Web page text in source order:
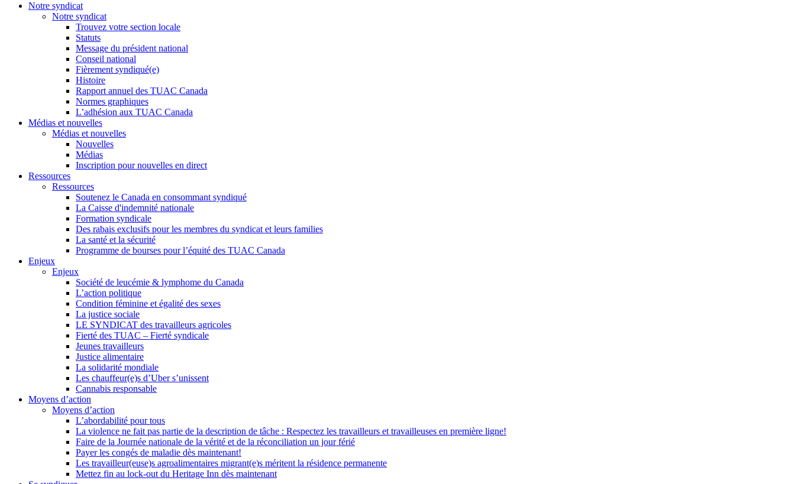
Notre syndicat
Notre syndicat
Trouvez votre section locale
Statuts
Message du président national
Conseil national
Fièrement syndiqué(e)
Histoire
Rapport annuel des TUAC Canada
Normes graphiques
L’adhésion aux TUAC Canada
Médias et nouvelles
Médias et nouvelles
Nouvelles
Médias
Inscription pour nouvelles en direct
Ressources
Ressources
Soutenez le Canada en consommant syndiqué
La Caisse d'indemnité nationale
Formation syndicale
Des rabais exclusifs pour les membres du syndicat et leurs families
La santé et la sécurité
Programme de bourses pour l’équité des TUAC Canada
Enjeux
Enjeux
Société de leucémie & lymphome du Canada
L’action politique
Condition féminine et égalité des sexes
La justice sociale
LE SYNDICAT des travailleurs agricoles
Fierté des TUAC – Fierté syndicale
Jeunes travailleurs
Justice alimentaire
La solidarité mondiale
Les chauffeur(e)s d’Uber s’unissent
Cannabis responsable
Moyens d’action
Moyens d’action
L’abordabilité pour tous
La violence ne fait pas partie de la description de tâche : Respectez les travailleurs et travailleuses en première ligne!
Faire de la Journée nationale de la vérité et de la réconciliation un jour férié
Payer les congés de maladie dès maintenant!
Les travailleur(euse)s agroalimentaires migrant(e)s méritent la résidence permanente
Mettez fin au lock-out du Heritage Inn dès maintenant